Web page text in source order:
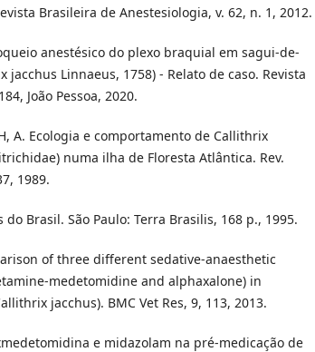
Brasileira de Anestesiologia, v. 62, n. 1, 2012.
anestésico do plexo braquial em sagui-de-
Linnaeus, 1758) - Relato de caso. Revista
João Pessoa, 2020.
A. Ecologia e comportamento de Callithrix
numa ilha de Floresta Atlântica. Rev.
1989.
do Brasil. São Paulo: Terra Brasilis, 168 p., 1995.
of three different sedative-anaesthetic
medetomidine and alphaxalone) in
jacchus). BMC Vet Res, 9, 113, 2013.
e midazolam na pré-medicação de